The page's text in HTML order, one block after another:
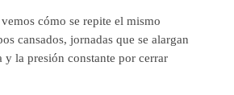
cómo se repite el mismo
cansados, jornadas que se alargan
y la presión constante por cerrar